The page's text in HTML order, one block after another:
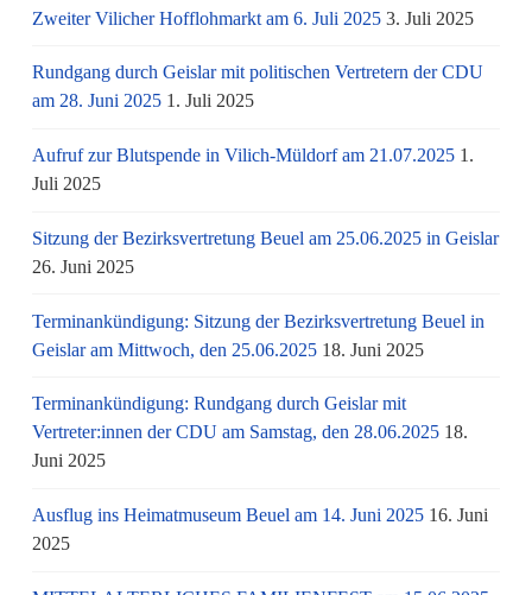
Zweiter Vilicher Hofflohmarkt am 6. Juli 2025 3. Juli 2025
Rundgang durch Geislar mit politischen Vertretern der CDU
am 28. Juni 2025 1. Juli 2025
Aufruf zur Blutspende in Vilich-Müldorf am 21.07.2025 1.
Juli 2025
Sitzung der Bezirksvertretung Beuel am 25.06.2025 in Geislar
26. Juni 2025
Terminankündigung: Sitzung der Bezirksvertretung Beuel in
Geislar am Mittwoch, den 25.06.2025 18. Juni 2025
Terminankündigung: Rundgang durch Geislar mit
Vertreter:innen der CDU am Samstag, den 28.06.2025 18.
Juni 2025
Ausflug ins Heimatmuseum Beuel am 14. Juni 2025 16. Juni
2025